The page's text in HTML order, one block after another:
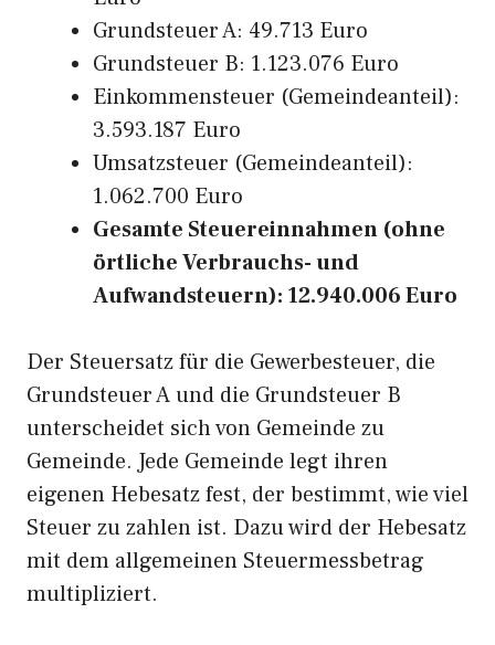
Grundsteuer A: 49.713 Euro
Grundsteuer B: 1.123.076 Euro
Einkommensteuer (Gemeindeanteil):
3.593.187 Euro
Umsatzsteuer (Gemeindeanteil):
1.062.700 Euro
Gesamte Steuereinnahmen (ohne
örtliche Verbrauchs- und
Aufwandsteuern): 12.940.006 Euro
Der Steuersatz für die Gewerbesteuer, die
Grundsteuer A und die Grundsteuer B
unterscheidet sich von Gemeinde zu
Gemeinde. Jede Gemeinde legt ihren
eigenen Hebesatz fest, der bestimmt, wie viel
Steuer zu zahlen ist. Dazu wird der Hebesatz
mit dem allgemeinen Steuermessbetrag
multipliziert.